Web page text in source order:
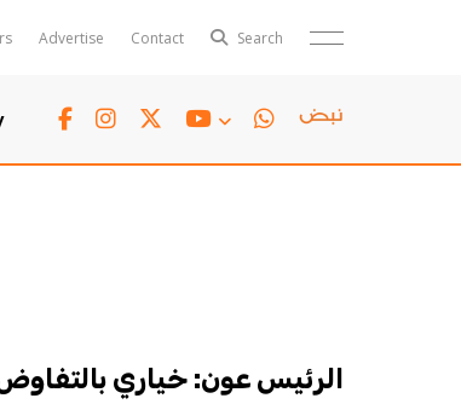
Advertise Contact Search
Polls
TTV
الرئيس عون: خياري